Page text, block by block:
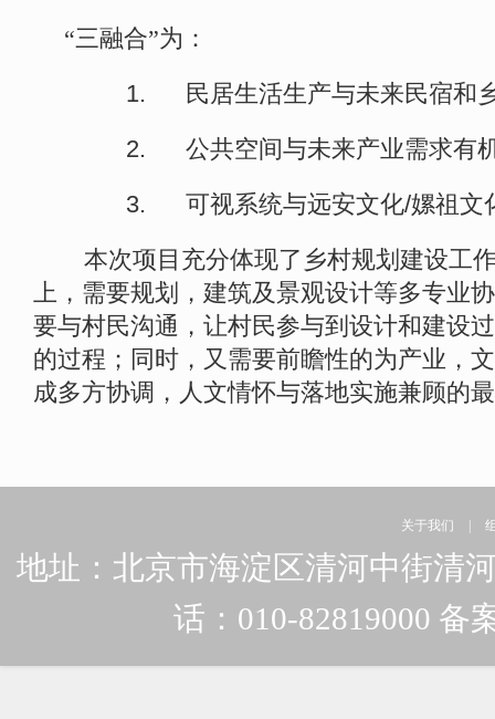
“三融合”为：
1.
民居生活生产与未来民宿和
2.
公共空间与未来产业需求有
3.
可视系统与远安文化/嫘祖文
本次项目充分体现了乡村规划建设工
上，需要规划，建筑及景观设计等多专业
要与村民沟通，让村民参与到设计和建设
的过程；同时，又需要前瞻性的为产业，
成多方协调，人文情怀与落地实施兼顾的
关于我们
地址：北京市海淀区清河中街清
话：010-82819000 备